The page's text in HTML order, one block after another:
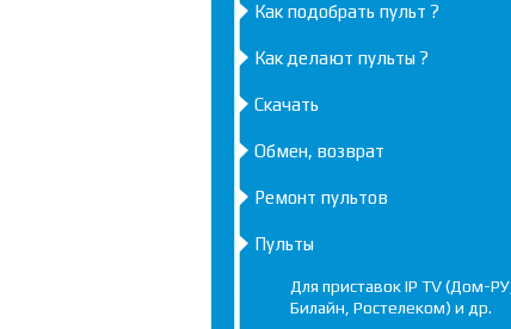
Как подобрать пульт ?
Как делают пульты ?
Скачать
Обмен, возврат
Ремонт пультов
Пульты
Для приставок IP TV (Дом-РУ,
Билайн, Ростелеком) и др.